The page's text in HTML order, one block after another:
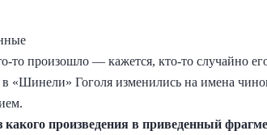
то произошло — кажется, кто-то случайно
«Шинели» Гоголя изменились на имена
какого произведения в приведенный